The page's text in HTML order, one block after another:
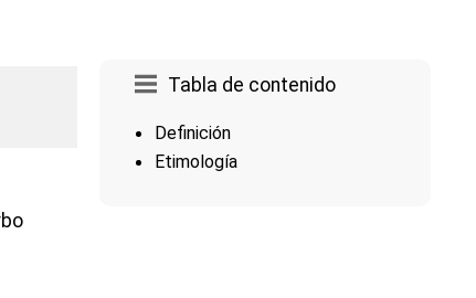
Tabla de contenido
Definición
Etimología